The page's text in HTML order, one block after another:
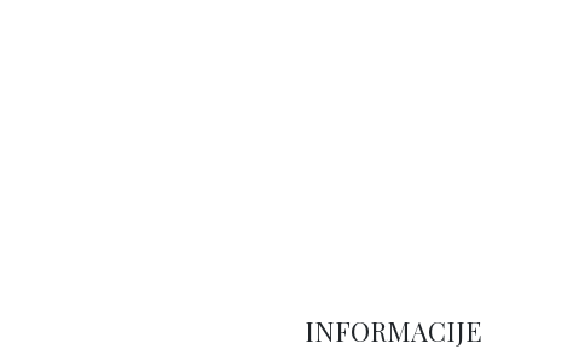
INFORMACIJE